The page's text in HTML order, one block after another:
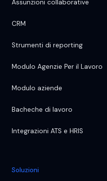
Assunzioni collaborative
CRM
Strumenti di reporting
Modulo Agenzie Per il Lavoro
Modulo aziende
Bacheche di lavoro
Integrazioni ATS e HRIS
Soluzioni